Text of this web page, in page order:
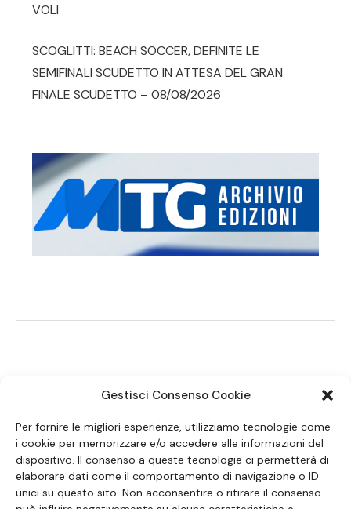
Gestisci Consenso Cookie
Per fornire le migliori esperienze, utilizziamo tecnologie come
i cookie per memorizzare e/o accedere alle informazioni del
dispositivo. Il consenso a queste tecnologie ci permetterà di
elaborare dati come il comportamento di navigazione o ID
unici su questo sito. Non acconsentire o ritirare il consenso
VOLI
SCOGLITTI: BEACH SOCCER, DEFINITE LE
SEMIFINALI SCUDETTO IN ATTESA DEL GRAN
FINALE SCUDETTO – 08/08/2026
SEGUICI SUI SOCIAL